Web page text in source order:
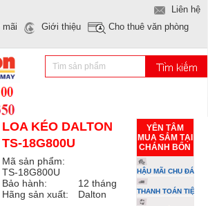
Liên hệ
mãi Giới thiệu
Cho thuê văn phòng
LOA KÉO DALTON
TS-18G800U
Mã sản phẩm:
TS-18G800U
Bảo hành:
12 tháng
Hãng sản xuất:
Dalton
YÊN TÂM
MUA SẮM TẠI
CHÁNH BỔN
HẬU MÃI CHU ĐÁO
THANH TOÁN TIỆN